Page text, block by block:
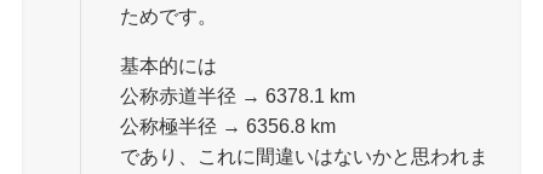
ためです。
基本的には
公称赤道半径 → 6378.1 km
公称極半径 → 6356.8 km
であり、これに間違いはないかと思われま